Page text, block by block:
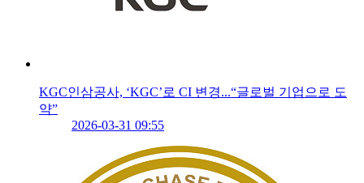
KGC인삼공사, ‘KGC’로 CI 변경...“글로벌 기업으로 도
약”
2026-03-31 09:55